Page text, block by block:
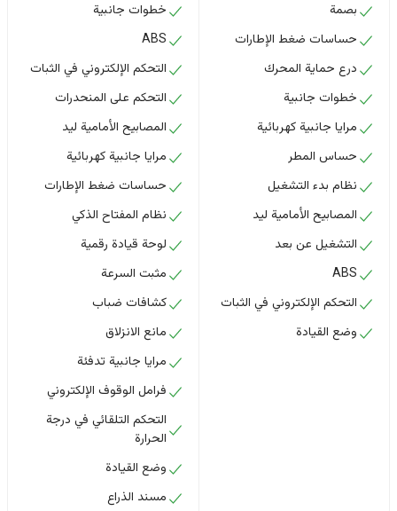
بصمة
حساسات ضغط الإطارات
درع حماية المحرك
خطوات جانبية
مرايا جانبية كهربائية
حساس المطر
نظام بدء التشغيل
المصابيح الأمامية ليد
التشغيل عن بعد
ABS
التحكم الإلكتروني في الثبات
وضع القيادة
خطوات جانبية
ABS
التحكم الإلكتروني في الثبات
التحكم على المنحدرات
المصابيح الأمامية ليد
مرايا جانبية كهربائية
حساسات ضغط الإطارات
نظام المفتاح الذكي
لوحة قيادة رقمية
مثبت السرعة
كشافات ضباب
مانع الانزلاق
مرايا جانبية تدفئة
فرامل الوقوف الإلكتروني
التحكم التلقائي في درجة
الحرارة
وضع القيادة
مسند الذراع